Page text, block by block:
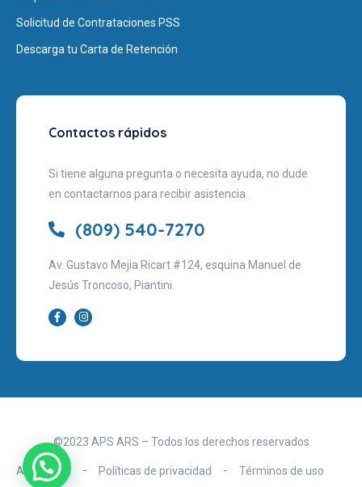
Solicitud de Contrataciones PSS
Descarga tu Carta de Retención
Contactos rápidos
Si tiene alguna pregunta o necesita ayuda, no dude
en contactarnos para recibir asistencia.
(809) 540-7270
Av. Gustavo Mejia Ricart #124, esquina Manuel de
Jesús Troncoso, Piantini.
©2023 APS ARS – Todos los derechos reservados
Aviso legal Políticas de privacidad Términos de uso